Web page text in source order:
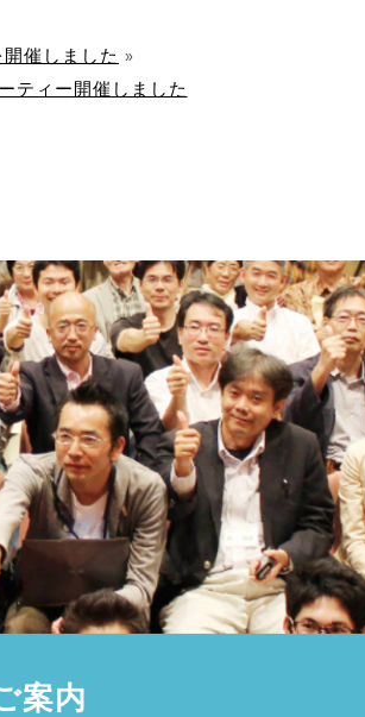
催しました »
ティー開催しました
案内